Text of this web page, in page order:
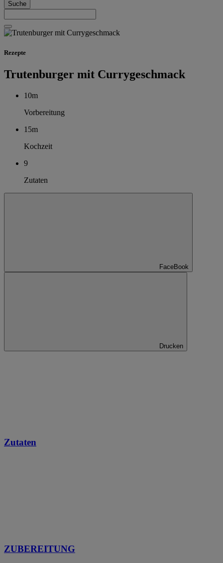
Suche
Rezepte
Trutenburger mit Currygeschmack
10m
Vorbereitung
15m
Kochzeit
9
Zutaten
FaceBook
Drucken
Zutaten
ZUBEREITUNG